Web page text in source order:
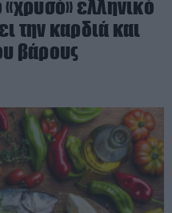
ελληνικό
την καρδιά και
βάρους